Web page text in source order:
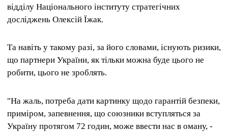
відділу Національного інституту стратегічних
досліджень Олексій Їжак.
Та навіть у такому разі, за його словами, існують ризики,
що партнери України, як тільки можна буде цього не
робити, цього не зроблять.
"На жаль, потреба дати картинку щодо гарантій безпеки,
приміром, запевнення, що союзники вступляться за
Україну протягом 72 годин, може ввести нас в оману, -